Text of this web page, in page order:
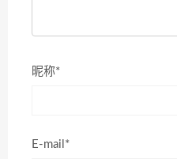
昵称*
E-mail*